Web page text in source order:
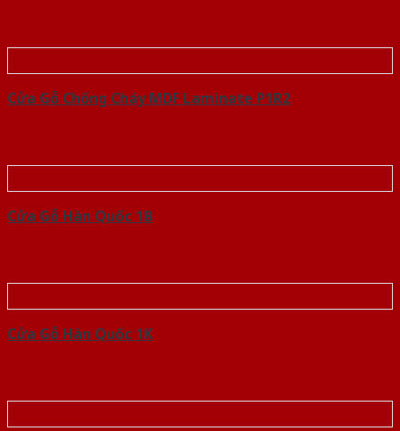
Cửa Gỗ Chống Cháy MDF Laminate P1R2
Cửa Gỗ Hàn Quốc 1B
Cửa Gỗ Hàn Quốc 1K